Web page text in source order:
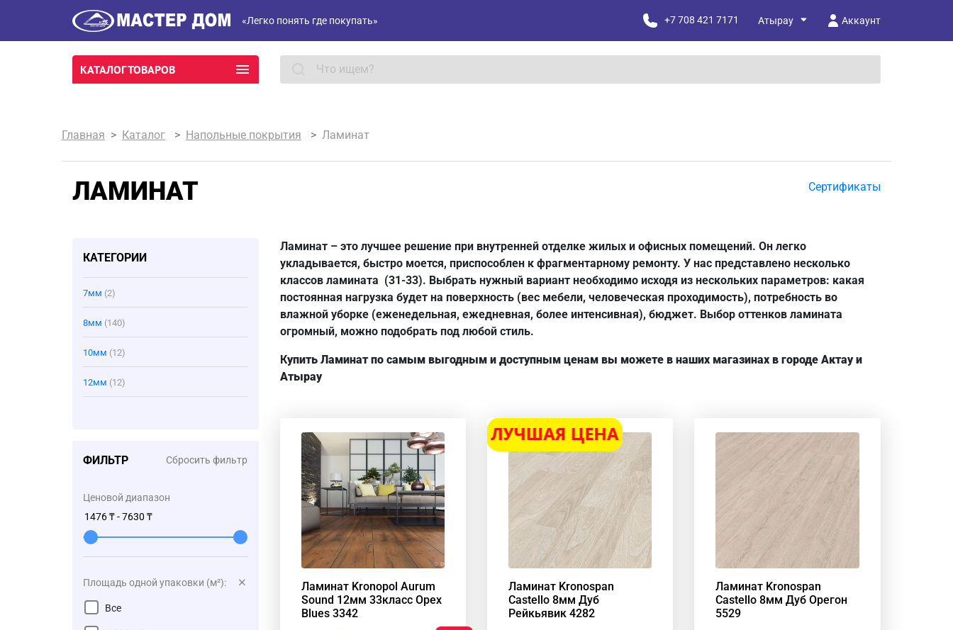
«Легко понять где покупать» +7 708 421 7171 Аккаунт
КАТАЛОГ ТОВАРОВ
Главная Каталог Напольные покрытия Ламинат
ЛАМИНАТ Сертификаты
КАТЕГОРИИ
7мм (2)
8мм (140)
10мм (12)
12мм (12)
ФИЛЬТР Сбросить фильтр
Ценовой диапазон
Площадь одной упаковки (м²):
Все
Ламинат – это лучшее решение при внутренней отделке жилых и офисных помещений. Он легко
укладывается, быстро моется, приспособлен к фрагментарному ремонту. У нас представлено несколько
классов ламината (31-33). Выбрать нужный вариант необходимо исходя из нескольких параметров: какая
постоянная нагрузка будет на поверхность (вес мебели, человеческая проходимость), потребность во
влажной уборке (еженедельная, ежедневная, более интенсивная), бюджет. Выбор оттенков ламината
огромный, можно подобрать под любой стиль.
Купить Ламинат по самым выгодным и доступным ценам вы можете в наших магазинах в городе Актау и
Атырау
Ламинат Kronopol Aurum
Sound 12мм 33класс Орех
Blues 3342
Ламинат Kronospan
Castello 8мм Дуб
Рейкьявик 4282
Ламинат Kronospan
Castello 8мм Дуб Орегон
5529